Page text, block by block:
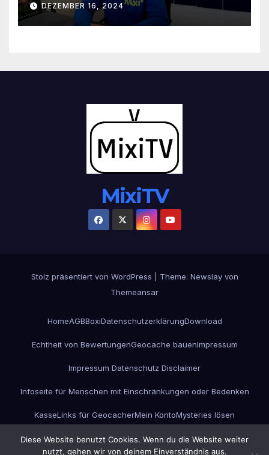
DEZEMBER 16, 2024
MixiTV
Stolz präsentiert von WordPress Theme: Newslayvon
Themeansar
HomeAGBBoxiDatenschutzerklärungDownload
Echtheit von BewertungenGeocache bauenImpressum
Impressum Datenschutz Disclaimer
Infoseite für Menschen mit Einschränkungen oder Bedenken
KasseLinks für GeocacherMein KontoMysteries lösen
Projekt GC-ESC-BoxUnterwegsVersandartenWarenkorb Werbung
Diese Website benutzt Cookies. Wenn du die Website weiter
nutzt, gehen wir von deinem Einverständnis aus.